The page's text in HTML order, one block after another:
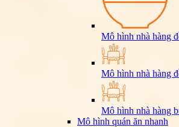
Mô hình nhà hàng
Mô hình nhà hàng
Mô hình nhà hàng
Mô hình quán ăn nhanh